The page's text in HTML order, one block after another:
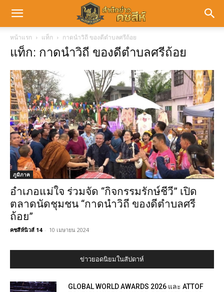
หน้าแรก แท็ก กาดนำวิถี ของดีตำบลศรีถ้อย
แท็ก: กาดนำวิถี ของดีตำบลศรีถ้อย
ภูมิภาค
อำเภอแม่ใจ ร่วมจัด “กิจกรรมรักษ์ชีวี” เปิด
ตลาดนัดชุมชน “กาดนำวิถี ของดีตำบลศรี
ถ้อย”
คชสีห์นิวส์ 14 - 10 เมษายน 2024
ข่าวยอดนิยมในสัปดาห์
GLOBAL WORLD AWARDS 2026 และ ATTOF